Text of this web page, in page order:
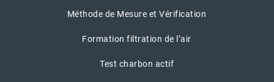
Méthode de Mesure et Vérification
Formation filtration de l’air
Test charbon actif